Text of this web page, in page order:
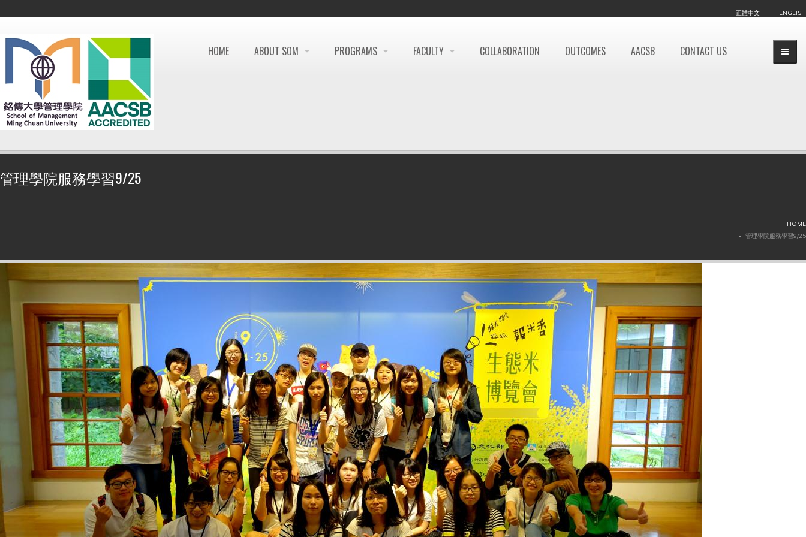
正體中文 ENGLISH
HOME ABOUT SOM PROGRAMS FACULTY COLLABORATION OUTCOMES AACSB CONTACT US
管理學院服務學習9/25
HOME
管理學院服務學習9/25